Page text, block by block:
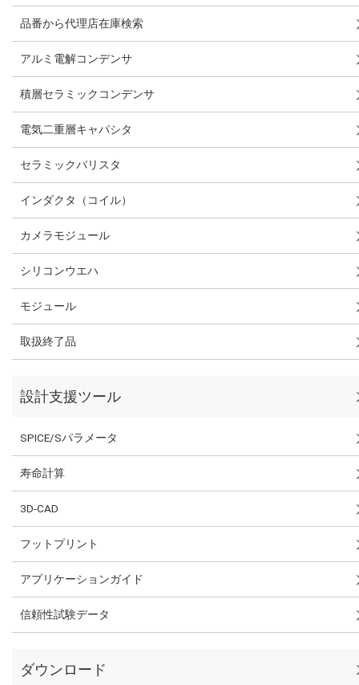
品番から代理店在庫検索
アルミ電解コンデンサ
積層セラミックコンデンサ
電気二重層キャパシタ
セラミックバリスタ
インダクタ（コイル）
カメラモジュール
シリコンウエハ
モジュール
取扱終了品
設計支援ツール
SPICE/Sパラメータ
寿命計算
3D-CAD
フットプリント
アプリケーションガイド
信頼性試験データ
ダウンロード